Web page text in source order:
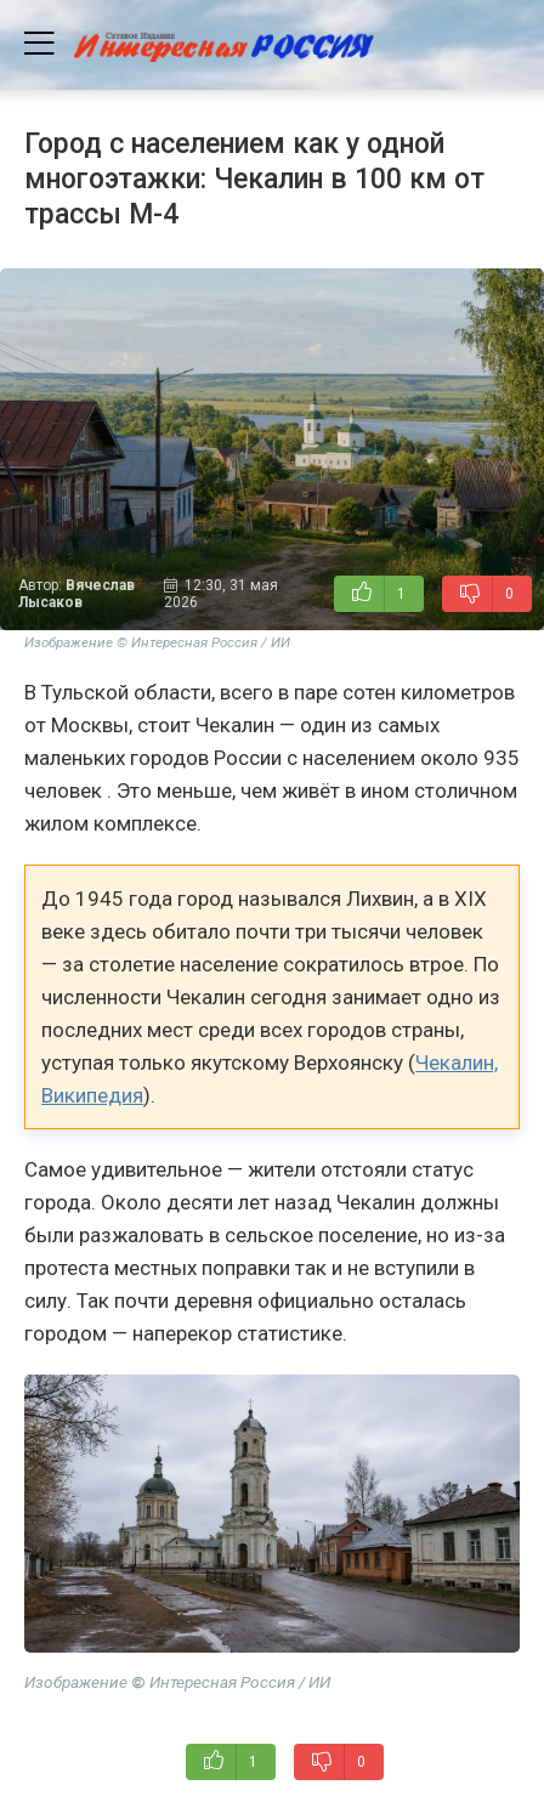
Город с населением как у одной
многоэтажки: Чекалин в 100 км от
трассы М-4
Автор:Вячеслав
Лысаков
12:30, 31 мая
2026
1 0
Изображение © Интересная Россия / ИИ
В Тульской области, всего в паре сотен километров
от Москвы, стоит Чекалин — один из самых
маленьких городов России с населением около 935
человек . Это меньше, чем живёт в ином столичном
жилом комплексе.
До 1945 года город назывался Лихвин, а в XIX
веке здесь обитало почти три тысячи человек
— за столетие население сократилось втрое. По
численности Чекалин сегодня занимает одно из
последних мест среди всех городов страны,
уступая только якутскому Верхоянску (Чекалин,
Википедия).
Самое удивительное — жители отстояли статус
города. Около десяти лет назад Чекалин должны
были разжаловать в сельское поселение, но из-за
протеста местных поправки так и не вступили в
силу. Так почти деревня официально осталась
городом — наперекор статистике.
Изображение © Интересная Россия / ИИ
1 0